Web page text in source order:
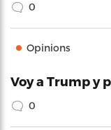
0
Opinions
Voy a Trump y
0